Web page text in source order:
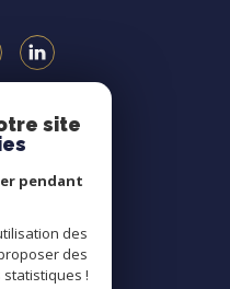
site
pendant
des
des
!